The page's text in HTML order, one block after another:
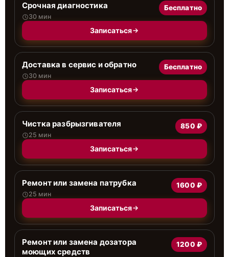
Срочная диагностика
30 мин
Бесплатно
Записаться
Доставка в сервис и обратно
30 мин
Бесплатно
Записаться
Чистка разбрызгивателя
25 мин
850 ₽
Записаться
Ремонт или замена патрубка
25 мин
1600 ₽
Записаться
Ремонт или замена дозатора
моющих средств
1200 ₽